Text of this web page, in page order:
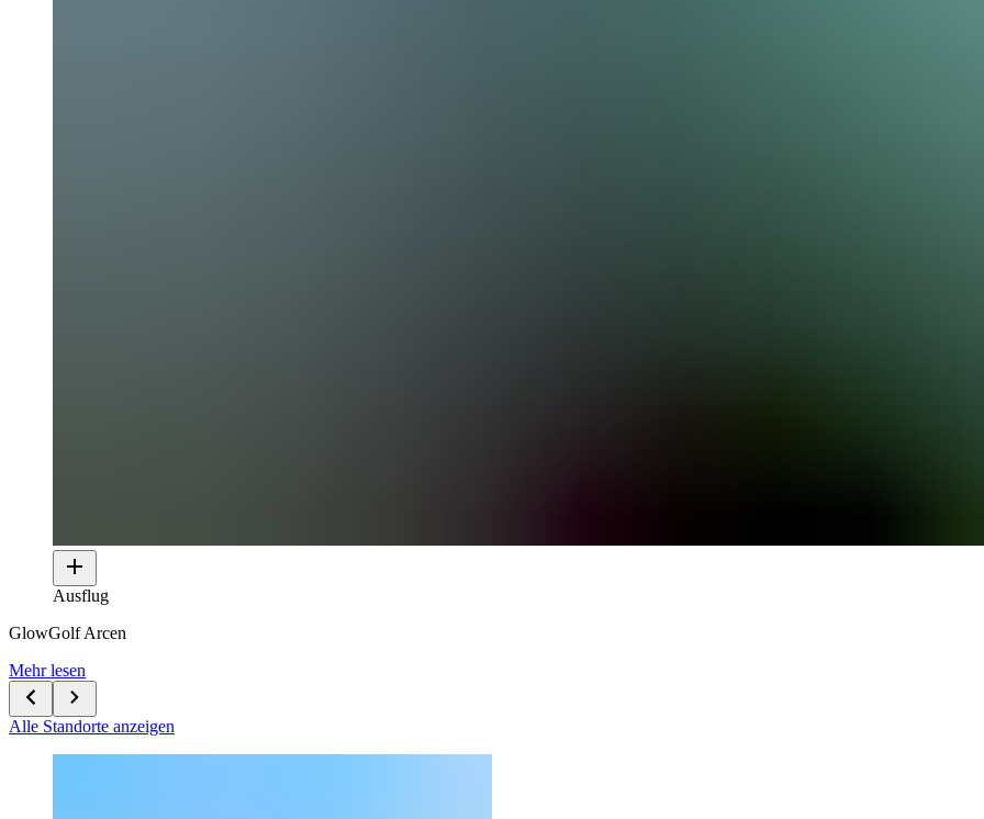
Ausflug
GlowGolf Arcen
Mehr lesen
Alle Standorte anzeigen